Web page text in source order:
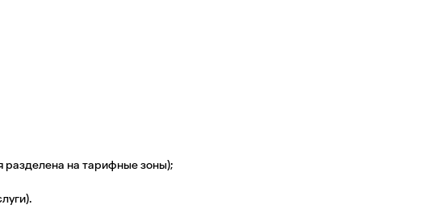
разделена на тарифные зоны);